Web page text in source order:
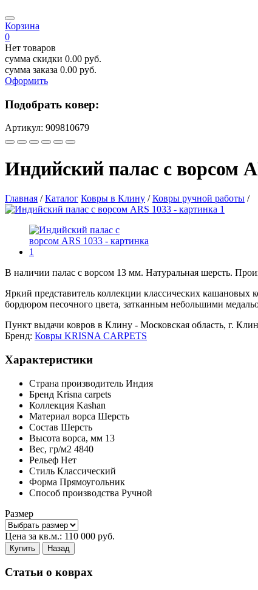
Корзина
0
Нет товаров
сумма скидки 0.00 руб.
сумма заказа 0.00 руб.
Оформить
Подобрать ковер:
Артикул: 909810679
Индийский палас с ворсом
Главная / Каталог Ковры в Клину / Ковры ручной работы /
В наличии палас с ворсом 13 мм. Натуральная шерсть.
Яркий представитель коллекции классических
бордюром песочного цвета, затканным небольшими
Пункт выдачи ковров в Клину - Московская область, г.
Бренд: Ковры KRISNA CARPETS
Характеристики
Страна производитель Индия
Бренд Krisna carpets
Коллекция Kashan
Материал ворса Шерсть
Состав Шерсть
Высота ворса, мм 13
Вес, гр/м2 4840
Рельеф Нет
Стиль Классический
Форма Прямоугольник
Способ производства Ручной
Размер
Цена за кв.м.: 110 000 руб.
Купить Назад
Статьи о коврах